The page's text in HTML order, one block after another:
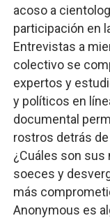
acoso a
participación en
Entrevistas a
colectivo se
expertos y
y políticos en
documental
rostros detrás de
¿Cuáles son
soeces y
más
Anonymous es